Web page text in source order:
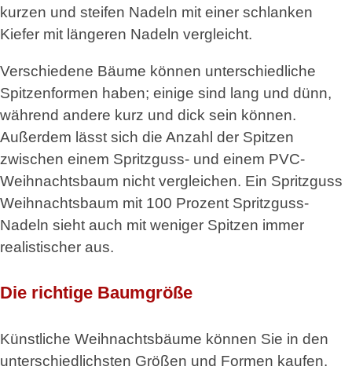
kurzen und steifen Nadeln mit einer schlanken
Kiefer mit längeren Nadeln vergleicht.
Verschiedene Bäume können unterschiedliche
Spitzenformen haben; einige sind lang und dünn,
während andere kurz und dick sein können.
Außerdem lässt sich die Anzahl der Spitzen
zwischen einem Spritzguss- und einem PVC-
Weihnachtsbaum nicht vergleichen. Ein Spritzguss
Weihnachtsbaum mit 100 Prozent Spritzguss-
Nadeln sieht auch mit weniger Spitzen immer
realistischer aus.
Die richtige Baumgröße
Künstliche Weihnachtsbäume können Sie in den
unterschiedlichsten Größen und Formen kaufen.